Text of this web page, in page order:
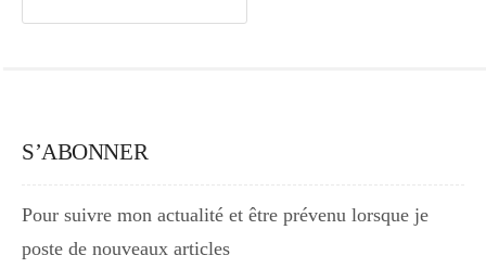
S’ABONNER
Pour suivre mon actualité et être prévenu lorsque je
poste de nouveaux articles